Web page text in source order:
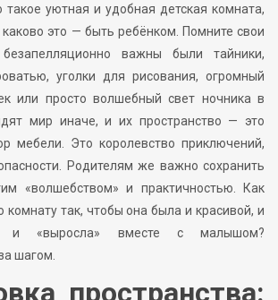
такое уютная и удобная детская комната,
это — быть ребёнком. Помните свои
важны были тайники,
уголки для рисования, огромный
или просто волшебный свет ночника в
мир иначе, и их пространство — это
мебели. Это королевство приключений,
Родителям же важно сохранить
«волшебством» и практичностью. Как
так, чтобы она была и красивой, и
и «выросла» вместе с малышом?
шагом.
пространства: